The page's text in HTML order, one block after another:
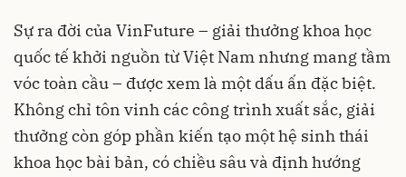
Sự ra đời của VinFuture – giải thưởng khoa học
quốc tế khởi nguồn từ Việt Nam nhưng mang tầm
vóc toàn cầu – được xem là một dấu ấn đặc biệt.
Không chỉ tôn vinh các công trình xuất sắc, giải
thưởng còn góp phần kiến tạo một hệ sinh thái
khoa học bài bản, có chiều sâu và định hướng